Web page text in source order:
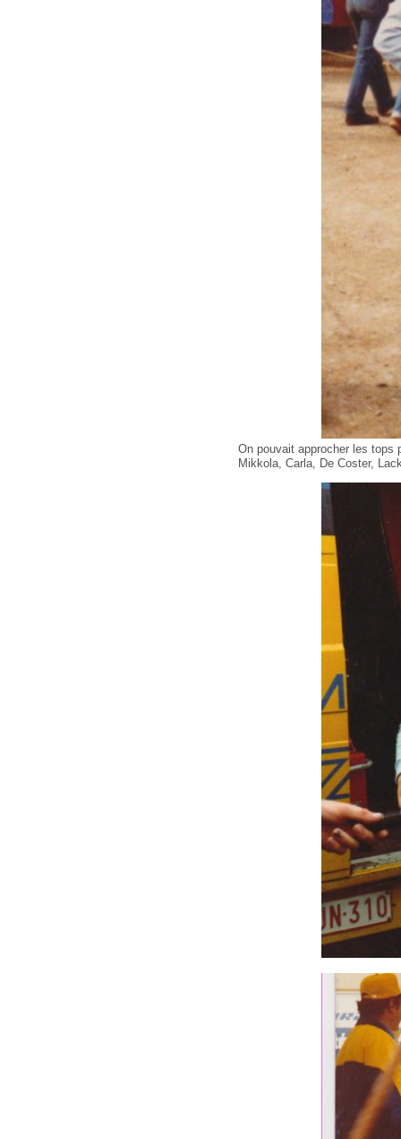
On pouvait approcher les tops
Mikkola, Carla, De Coster,